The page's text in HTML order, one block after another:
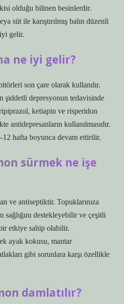
olduğu bilinen besinlerdir.
süt ile karıştırılmış balın düzenli
gelir.
ne iyi gelir?
son çare olarak kullanılır.
şiddetli depresyonun tedavisinde
ketiapin ve risperidon
antidepresanların kullanılmasıdır.
hafta boyunca devam ettirilir.
sürmek ne işe
ve antiseptiktir. Topuklarınıza
sağlığını destekleyebilir ve çeşitli
etkiye sahip olabilir.
ayak kokusu, mantar
gibi sorunlara karşı özellikle
damlatılır?